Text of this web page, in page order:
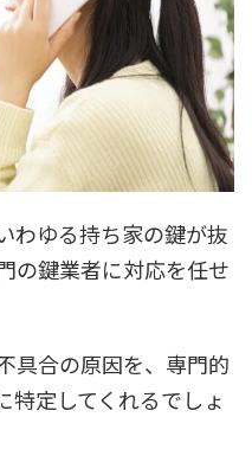
わゆる持ち家の鍵が抜
の鍵業者に対応を任せ
具合の原因を、専門的
特定してくれるでしょ